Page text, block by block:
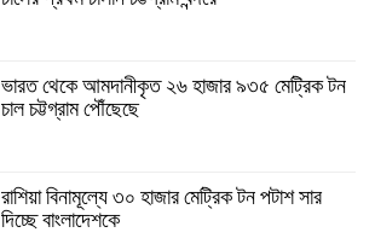
ভারত থেকে আমদানীকৃত ২৬ হাজার ৯৩৫ মেট্রিক টন
চাল চট্টগ্রাম পৌঁছেছে
রাশিয়া বিনামূল্যে ৩০ হাজার মেট্রিক টন পটাশ সার
দিচ্ছে বাংলাদেশকে